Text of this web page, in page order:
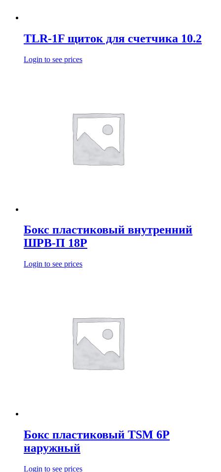
TLR-1F щиток для счетчика 10.2
Login to see prices
Бокс пластиковый внутренний
ШРВ-П 18Р
Login to see prices
Бокс пластиковый TSM 6P
наружный
Login to see prices